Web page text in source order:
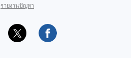
รายงานปัญหา